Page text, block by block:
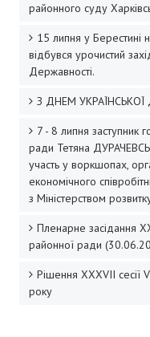
Президія райради
Звернення громадян
Порядок проведення
Графік прийому
Робота зі
ДОКУМЕНТИ
Нормативно-правові
Протоколи комісій
районного суду
15 липня у Берестині
відбувся урочистий
Державності.
З ДНЕМ
7 - 8 липня заступник
ради Тетяна
участь у воркшопах,
економічного
з Міністерством
Пленарне засідання
районної ради
Рішення XXХVІІ
року